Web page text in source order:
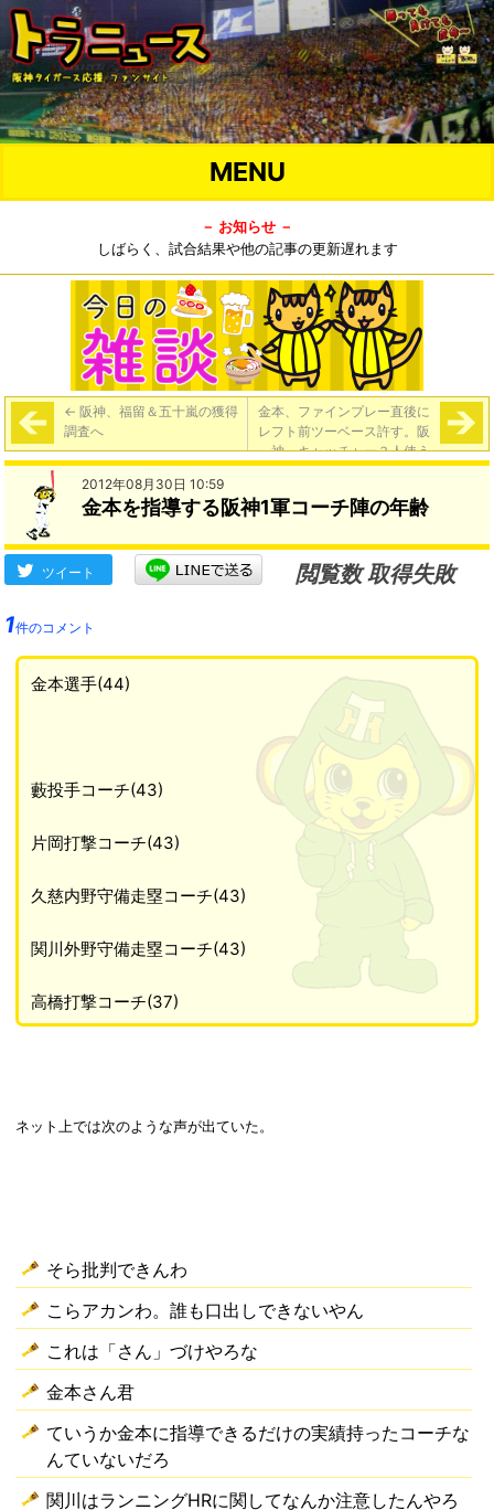
MENU
－ お知らせ －
しばらく、試合結果や他の記事の更新遅れます
← 阪神、福留＆五十嵐の獲得
調査へ
金本、ファインプレー直後に
レフト前ツーベース許す。阪
神、キャッチャー３人使う
「神３－４ディ」→
2012年08月30日 10:59
金本を指導する阪神1軍コーチ陣の年齢
ツイート
閲覧数 取得失敗
1件のコメント
金本選手(44)
藪投手コーチ(43)
片岡打撃コーチ(43)
久慈内野守備走塁コーチ(43)
関川外野守備走塁コーチ(43)
高橋打撃コーチ(37)
ネット上では次のような声が出ていた。
そら批判できんわ
こらアカンわ。誰も口出しできないやん
これは「さん」づけやろな
金本さん君
ていうか金本に指導できるだけの実績持ったコーチな
んていないだろ
関川はランニングHRに関してなんか注意したんやろ